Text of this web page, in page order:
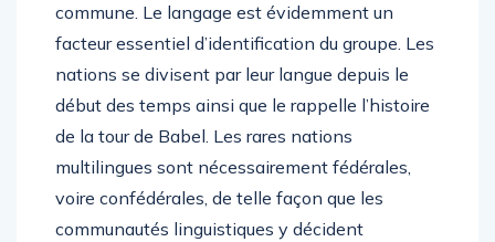
commune. Le langage est évidemment un
facteur essentiel d’identification du groupe. Les
nations se divisent par leur langue depuis le
début des temps ainsi que le rappelle l’histoire
de la tour de Babel. Les rares nations
multilingues sont nécessairement fédérales,
voire confédérales, de telle façon que les
communautés linguistiques y décident